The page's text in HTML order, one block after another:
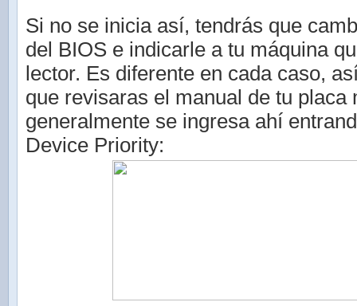
Si no se inicia así, tendrás que
del BIOS e indicarle a tu máquina
lector. Es diferente en cada caso,
que revisaras el manual de tu placa
generalmente se ingresa ahí
Device Priority: